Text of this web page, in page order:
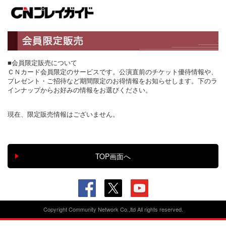
■会員限定販売について
ＣＮカード会員限定のサービスです。公演直前のチケット優待情報や、
プレゼント・ご招待など期間限定のお得情報をお知らせします。下のラ
インナップからお好みの情報をお選びください。
現在、限定販売情報はございません。
Copyright Community Network Co.,ltd All rights reserved.